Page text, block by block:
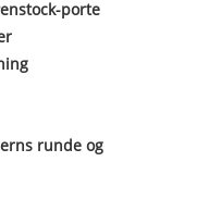
porte
runde og